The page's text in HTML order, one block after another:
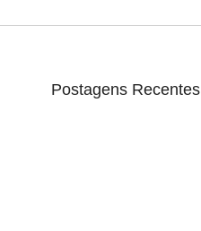
Postagens Recentes